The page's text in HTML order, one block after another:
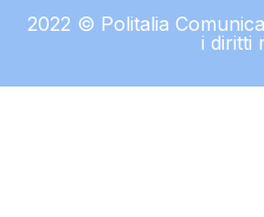
2022 © Politalia
i diritti